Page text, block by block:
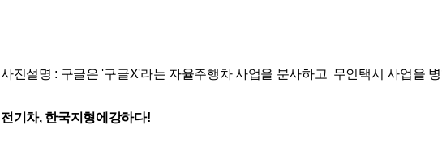
사진설명 : 구글은 '구글X'라는 자율주행차 사업을 분사하고 무인택시 사업을
전기차, 한국지형에강하다!